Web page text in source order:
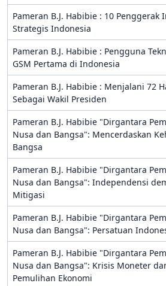
Pameran B.J. Habibie : 10 Penggerak
Strategis Indonesia
Pameran B.J. Habibie : Pengguna
GSM Pertama di Indonesia
Pameran B.J. Habibie : Menjalani 72
Sebagai Wakil Presiden
Pameran B.J. Habibie "Dirgantara
Nusa dan Bangsa": Mencerdaskan
Bangsa
Pameran B.J. Habibie "Dirgantara
Nusa dan Bangsa": Independensi
Mitigasi
Pameran B.J. Habibie "Dirgantara
Nusa dan Bangsa": Persatuan
Pameran B.J. Habibie "Dirgantara
Nusa dan Bangsa": Krisis Moneter
Pemulihan Ekonomi